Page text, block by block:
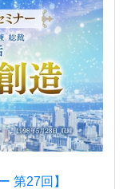
第27回】